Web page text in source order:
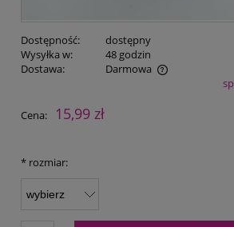
Dostępność:
dostępny
Wysyłka w:
48 godzin
Dostawa:
Darmowa
Cena nie zawiera ewentualnych kosztów
Cena: 15,99 zł
* rozmiar: